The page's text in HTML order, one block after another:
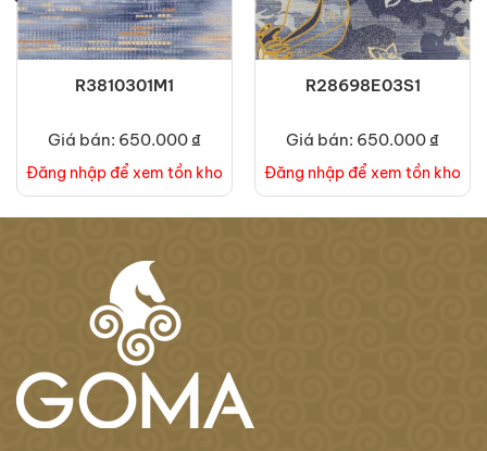
R3810301M1
Giá bán: 650.000 ₫
Đăng nhập để xem tồn kho
R28698E03S1
Giá bán: 650.000 ₫
Đăng nhập để xem tồn kho